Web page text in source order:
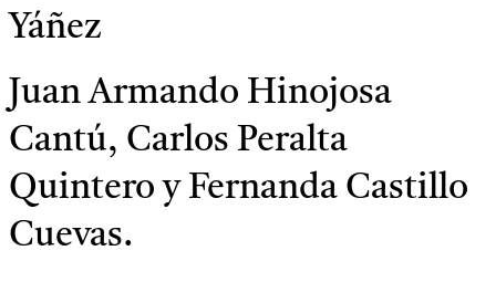
Yáñez
Juan Armando Hinojosa
Cantú, Carlos Peralta
Quintero y Fernanda Castillo
Cuevas.